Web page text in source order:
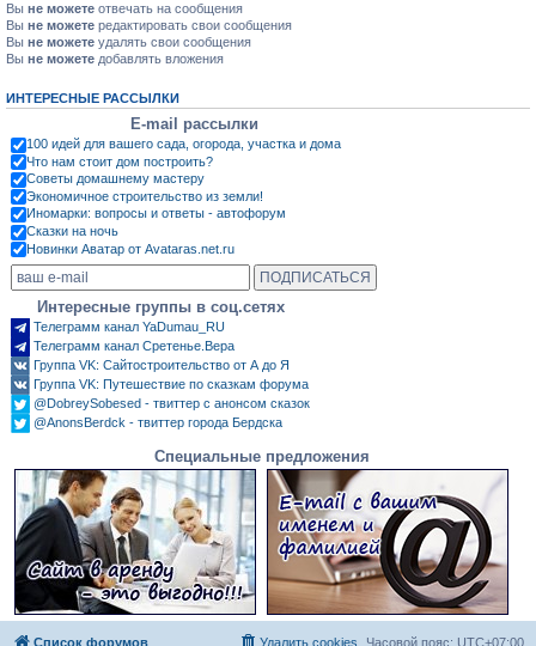
Вы не можете отвечать на сообщения
Вы не можете редактировать свои сообщения
Вы не можете удалять свои сообщения
Вы не можете добавлять вложения
ИНТЕРЕСНЫЕ РАССЫЛКИ
E-mail рассылки
100 идей для вашего сада, огорода, участка и дома
Что нам стоит дом построить?
Советы домашнему мастеру
Экономичное строительство из земли!
Иномарки: вопросы и ответы - автофорум
Сказки на ночь
Новинки Аватар от Avataras.net.ru
Интересные группы в соц.сетях
Телеграмм канал YaDumau_RU
Телеграмм канал Сретенье.Вера
Группа VK: Сайтостроительство от А до Я
Группа VK: Путешествие по сказкам форума
@DobreySobesed - твиттер с анонсом сказок
@AnonsBerdck - твиттер города Бердска
Специальные предложения
Список форумов Часовой пояс: UTC+07:00
Удалить cookies